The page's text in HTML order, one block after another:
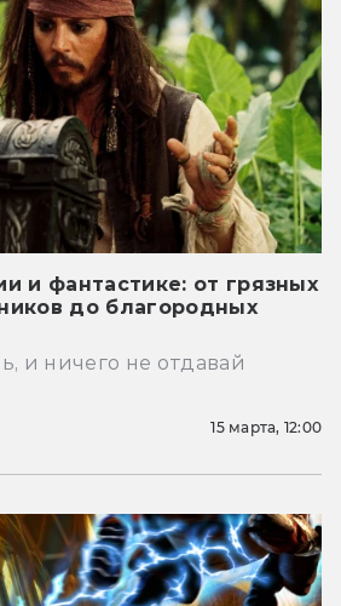
и фантастике: от грязных
до благородных
и ничего не отдавай
15 марта, 12:00